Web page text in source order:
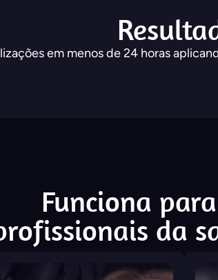
em menos de 24 horas
Funciona
da